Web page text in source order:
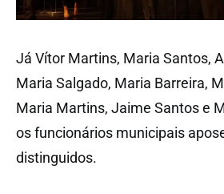
Já Vítor Martins, Maria Santos,
Maria Salgado, Maria Barreira,
Maria Martins, Jaime Santos e
os funcionários municipais
distinguidos.